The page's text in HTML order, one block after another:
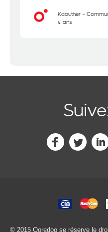
Kaouther -
4 ans
© 2015 Ooredoo se réserve le